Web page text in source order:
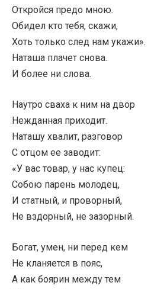
Откройся предо мною.
Обидел кто тебя, скажи,
Хоть только след нам укажи».
Наташа плачет снова.
И более ни слова.
Наутро сваха к ним на двор
Нежданная приходит.
Наташу хвалит, разговор
С отцом ее заводит:
«У вас товар, у нас купец:
Собою парень молодец,
И статный, и проворный,
Не вздорный, не зазорный.
Богат, умен, ни перед кем
Не кланяется в пояс,
А как боярин между тем